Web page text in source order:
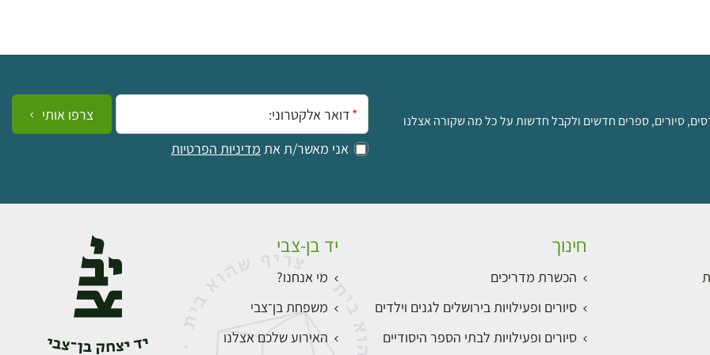
סיורים, ספרים חדשים ולקבל חדשות על כל מה שקורה אצלנו
אימייל:
אני מאשר/ת את מדיניות הפרטיות
צרפו אותי
חינוך
הכשרת מדריכים
סיורים ופעילויות בירושלים לגנים וילדים
סיורים ופעילויות לבתי הספר היסודיים
יד בן-צבי
מי אנחנו?
משפחת בן־צבי
האירוע שלכם אצלנו